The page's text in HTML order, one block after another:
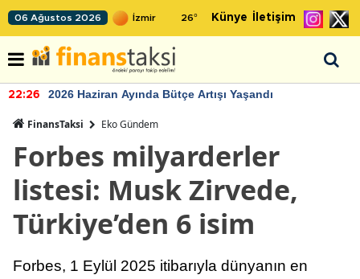
06 Ağustos 2026 26° Künye İletişim
22:26 2026 Haziran Ayında Bütçe Artışı Yaşandı
FinansTaksi Eko Gündem
Forbes milyarderler
listesi: Musk Zirvede,
Türkiye’den 6 isim
Forbes, 1 Eylül 2025 itibarıyla dünyanın en